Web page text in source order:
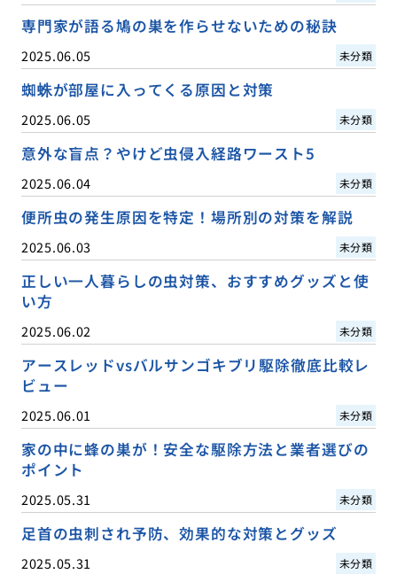
専門家が語る鳩の巣を作らせないための秘訣
2025.06.05 未分類
蜘蛛が部屋に入ってくる原因と対策
2025.06.05 未分類
意外な盲点？やけど虫侵入経路ワースト5
2025.06.04 未分類
便所虫の発生原因を特定！場所別の対策を解説
2025.06.03 未分類
正しい一人暮らしの虫対策、おすすめグッズと使
い方
2025.06.02 未分類
アースレッドvsバルサンゴキブリ駆除徹底比較レ
ビュー
2025.06.01 未分類
家の中に蜂の巣が！安全な駆除方法と業者選びの
ポイント
2025.05.31 未分類
足首の虫刺され予防、効果的な対策とグッズ
2025.05.31 未分類